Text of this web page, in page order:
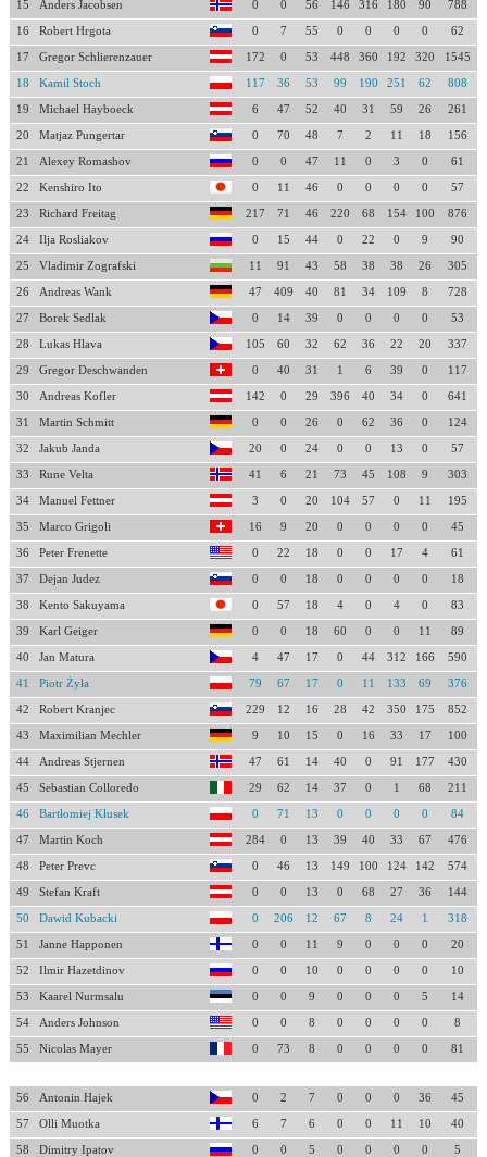
15 Anders Jacobsen 0 0 56 146 316 180 90 788
16 Robert Hrgota 0 7 55 0 0 0 0 62
17 Gregor Schlierenzauer 172 0 53 448 360 192 320 1545
18 Kamil Stoch 117 36 53 99 190 251 62 808
19 Michael Hayboeck 6 47 52 40 31 59 26 261
20 Matjaz Pungertar 0 70 48 7 2 11 18 156
21 Alexey Romashov 0 0 47 11 0 3 0 61
22 Kenshiro Ito 0 11 46 0 0 0 0 57
23 Richard Freitag 217 71 46 220 68 154 100 876
24 Ilja Rosliakov 0 15 44 0 22 0 9 90
25 Vladimir Zografski 11 91 43 58 38 38 26 305
26 Andreas Wank 47 409 40 81 34 109 8 728
27 Borek Sedlak 0 14 39 0 0 0 0 53
28 Lukas Hlava 105 60 32 62 36 22 20 337
29 Gregor Deschwanden 0 40 31 1 6 39 0 117
30 Andreas Kofler 142 0 29 396 40 34 0 641
31 Martin Schmitt 0 0 26 0 62 36 0 124
32 Jakub Janda 20 0 24 0 0 13 0 57
33 Rune Velta 41 6 21 73 45 108 9 303
34 Manuel Fettner 3 0 20 104 57 0 11 195
35 Marco Grigoli 16 9 20 0 0 0 0 45
36 Peter Frenette 0 22 18 0 0 17 4 61
37 Dejan Judez 0 0 18 0 0 0 0 18
38 Kento Sakuyama 0 57 18 4 0 4 0 83
39 Karl Geiger 0 0 18 60 0 0 11 89
40 Jan Matura 4 47 17 0 44 312 166 590
41 Piotr Żyła 79 67 17 0 11 133 69 376
42 Robert Kranjec 229 12 16 28 42 350 175 852
43 Maximilian Mechler 9 10 15 0 16 33 17 100
44 Andreas Stjernen 47 61 14 40 0 91 177 430
45 Sebastian Colloredo 29 62 14 37 0 1 68 211
46 Bartłomiej Kłusek 0 71 13 0 0 0 0 84
47 Martin Koch 284 0 13 39 40 33 67 476
48 Peter Prevc 0 46 13 149 100 124 142 574
49 Stefan Kraft 0 0 13 0 68 27 36 144
50 Dawid Kubacki 0 206 12 67 8 24 1 318
51 Janne Happonen 0 0 11 9 0 0 0 20
52 Ilmir Hazetdinov 0 0 10 0 0 0 0 10
53 Kaarel Nurmsalu 0 0 9 0 0 0 5 14
54 Anders Johnson 0 0 8 0 0 0 0 8
55 Nicolas Mayer 0 73 8 0 0 0 0 81
56 Antonin Hajek 0 2 7 0 0 0 36 45
57 Olli Muotka 6 7 6 0 0 11 10 40
58 Dimitry Ipatov 0 0 5 0 0 0 0 5